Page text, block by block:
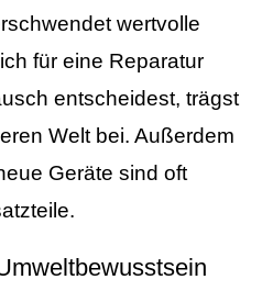
wertvolle
für eine Reparatur
entscheidest, trägst
Welt bei. Außerdem
Geräte sind oft